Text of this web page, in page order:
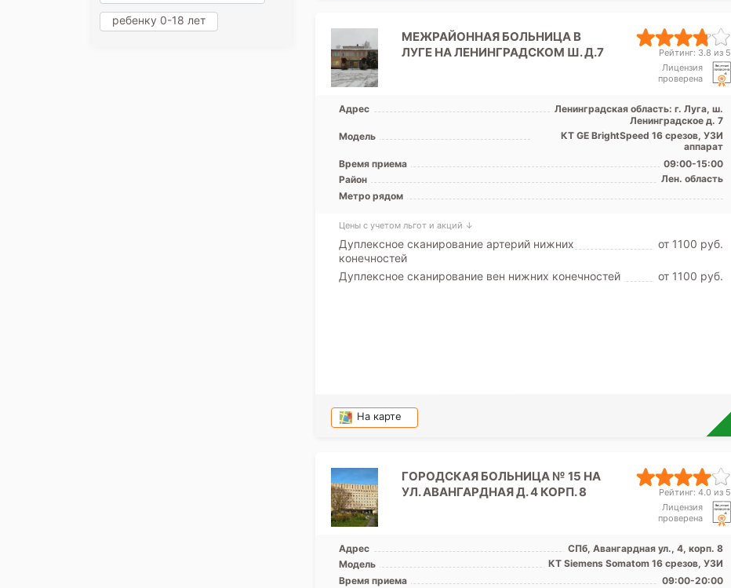
ребенку 0-18 лет
МЕЖРАЙОННАЯ БОЛЬНИЦА В
ЛУГЕ НА ЛЕНИНГРАДСКОМ Ш. Д.7
Рейтинг: 3.8 из 5
Лицензия
проверена
Адрес
Ленинградская область: г. Луга, ш.
Ленинградское д. 7
Модель
КТ GE BrightSpeed 16 срезов, УЗИ
аппарат
Время приема
09:00-15:00
Район
Лен. область
Метро рядом
Цены с учетом льгот и акций ↓
Дуплексное сканирование артерий нижних
конечностей
от 1100 pуб.
Дуплексное сканирование вен нижних конечностей от 1100 pуб.
На карте
ГОРОДСКАЯ БОЛЬНИЦА № 15 НА
УЛ. АВАНГАРДНАЯ Д. 4 КОРП. 8
Рейтинг: 4.0 из 5
Лицензия
проверена
Адрес
СПб, Авангардная ул., 4, корп. 8
Модель
КТ Siemens Somatom 16 срезов, УЗИ
Время приема
09:00-20:00